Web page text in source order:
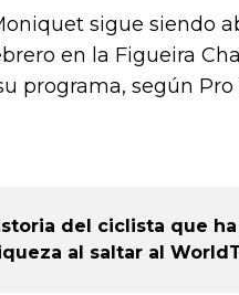
sigue siendo
en la Figueira
programa, según
del ciclista que
al saltar al